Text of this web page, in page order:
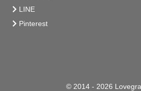
LINE
Pinterest
© 2014 - 2026